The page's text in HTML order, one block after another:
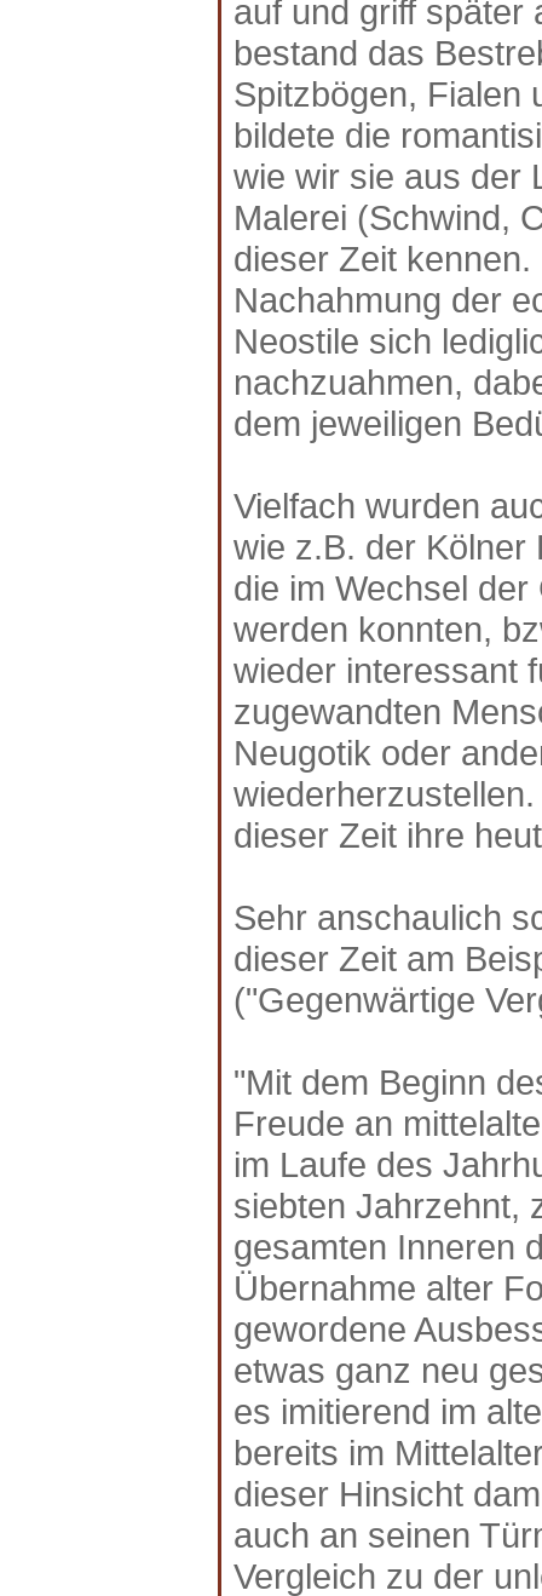
auf und griff später
bestand das
Spitzbögen, Fialen
bildete die
wie wir sie aus der
Malerei (Schwind,
dieser Zeit
Nachahmung der
Neostile sich
nachzuahmen,
dem jeweiligen
Vielfach wurden
wie z.B. der Kölner
die im Wechsel
werden konnten,
wieder interessant
zugewandten
Neugotik oder
dieser Zeit ihre
Sehr anschaulich
dieser Zeit am
("Gegenwärtige
"Mit dem Beginn
Freude an
im Laufe des
siebten Jahrzehnt,
gesamten Inneren
Übernahme alter
gewordene
etwas ganz neu
es imitierend im
bereits im
dieser Hinsicht
auch an seinen
Vergleich zu der